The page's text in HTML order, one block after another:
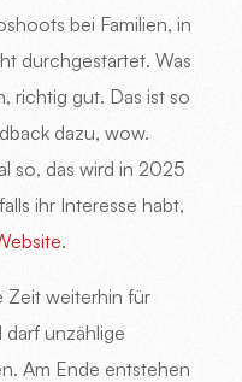
bei Familien, in
durchgestartet. Was
richtig gut. Das ist so
dazu, wow.
so, das wird in 2025
ihr Interesse habt,
.
Zeit weiterhin für
darf unzählige
Am Ende entstehen